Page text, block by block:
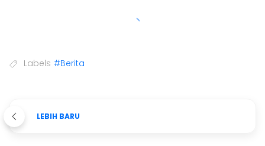
Labels #Berita
LEBIH BARU